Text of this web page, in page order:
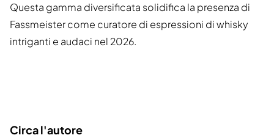
Questa gamma diversificata solidifica la presenza di
Fassmeister come curatore di espressioni di whisky
intriganti e audaci nel 2026.
Circa l'autore